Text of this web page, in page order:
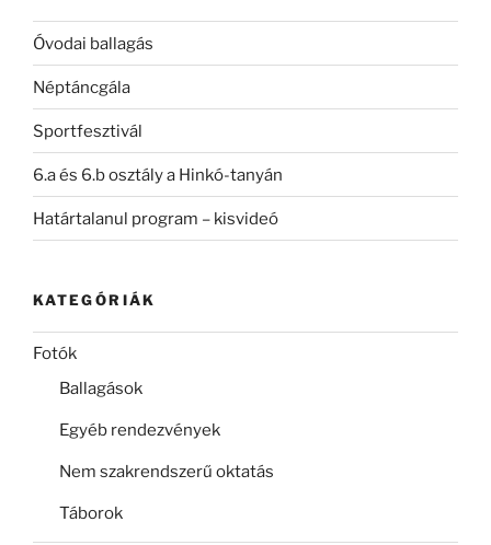
Óvodai ballagás
Néptáncgála
Sportfesztivál
6.a és 6.b osztály a Hinkó-tanyán
Határtalanul program – kisvideó
KATEGÓRIÁK
Fotók
Ballagások
Egyéb rendezvények
Nem szakrendszerű oktatás
Táborok